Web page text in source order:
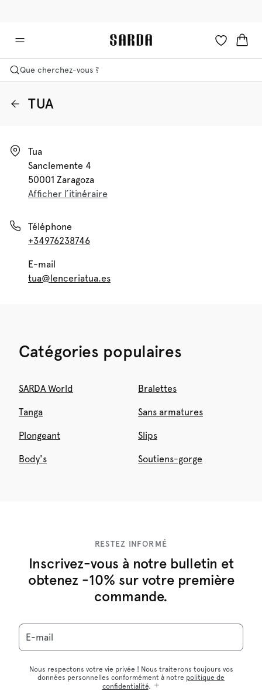
Que cherchez-vous ?
TUA
Tua
Sanclemente 4
50001 Zaragoza
Afficher l’itinéraire
Téléphone
+34976238746
E-mail
tua@lenceriatua.es
Catégories populaires
SARDA World Bralettes
Tanga Sans armatures
Plongeant Slips
Body's Soutiens-gorge
RESTEZ INFORMÉ
Inscrivez-vous à notre bulletin et
obtenez -10% sur votre première
commande.
E-mail
Nous respectons votre vie privée ! Nous traiterons toujours vos
données personnelles conformément à notre politique de
confidentialité.